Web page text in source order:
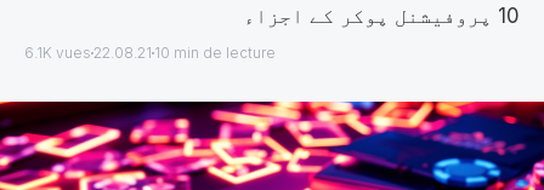
10 پروفیشنل پوکر کے اجزاء
6.1K vues 22.08.21 10 min de lecture